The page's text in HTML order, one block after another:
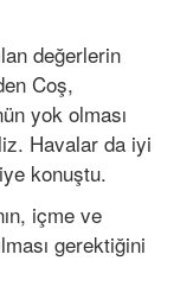
değerlerin
Coş,
yok olması
Havalar da iyi
konuştu.
içme ve
gerektiğini